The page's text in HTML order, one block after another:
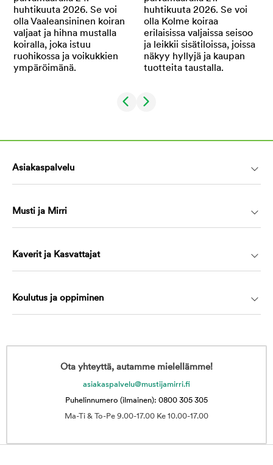
Asiakaspalvelu
Musti ja Mirri
Kaverit ja Kasvattajat
Koulutus ja oppiminen
Ota yhteyttä, autamme mielellämme!
asiakaspalvelu@mustijamirri.fi
Puhelinnumero (ilmainen): 0800 305 305
Ma-Ti & To-Pe 9.00-17.00 Ke 10.00-17.00